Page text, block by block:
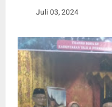
Juli 03, 2024